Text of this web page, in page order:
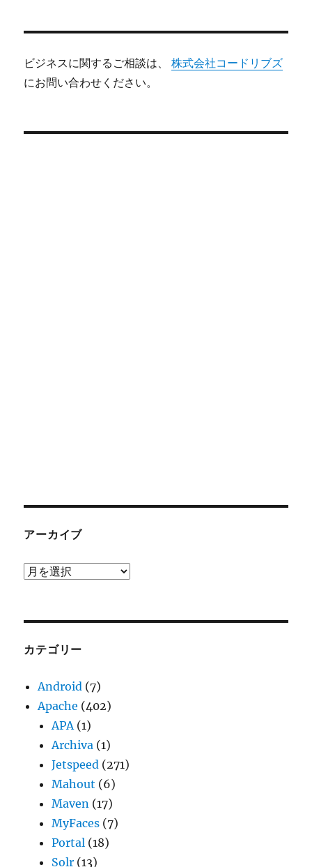
ビジネスに関するご相談は、株式会社コードリブズ
にお問い合わせください。
アーカイブ
ア
ブ
カテゴリー
Android (7)
Apache (402)
APA(1)
Archiva (1)
Jetspeed (271)
Mahout (6)
Maven (17)
MyFaces (7)
Portal (18)
Solr (13)